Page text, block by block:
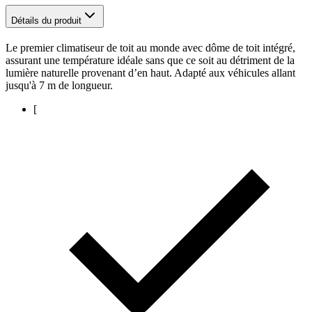
Détails du produit
Le premier climatiseur de toit au monde avec dôme de toit intégré,
assurant une température idéale sans que ce soit au détriment de la
lumière naturelle provenant d’en haut. Adapté aux véhicules allant
jusqu'à 7 m de longueur.
[